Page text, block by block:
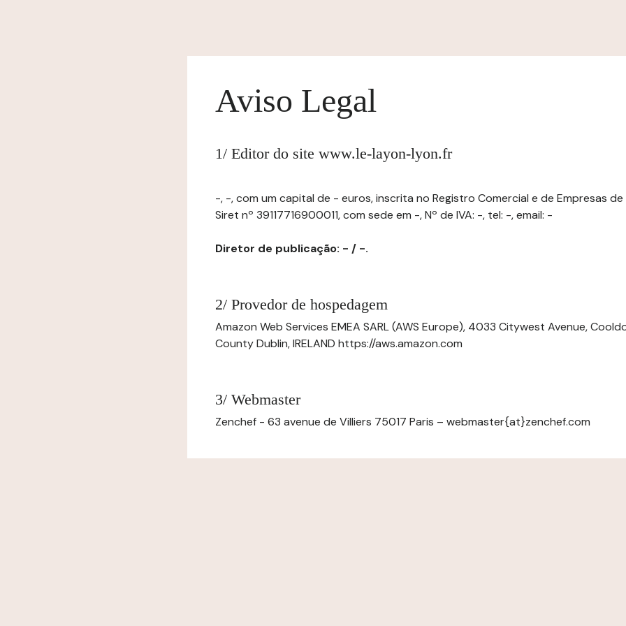
Aviso Legal
1/ Editor do site www.le-layon-lyon.fr
-, -, com um capital de - euros, inscrita no Registro Comercial e de Empresas
Siret nº 39117716900011, com sede em -, Nº de IVA: -, tel: -, email: -
Diretor de publicação: - / -.
2/ Provedor de hospedagem
Amazon Web Services EMEA SARL (AWS Europe), 4033 Citywest Avenue,
County Dublin, IRELAND https://aws.amazon.com
3/ Webmaster
Zenchef - 63 avenue de Villiers 75017 Paris – webmaster{at}zenchef.com